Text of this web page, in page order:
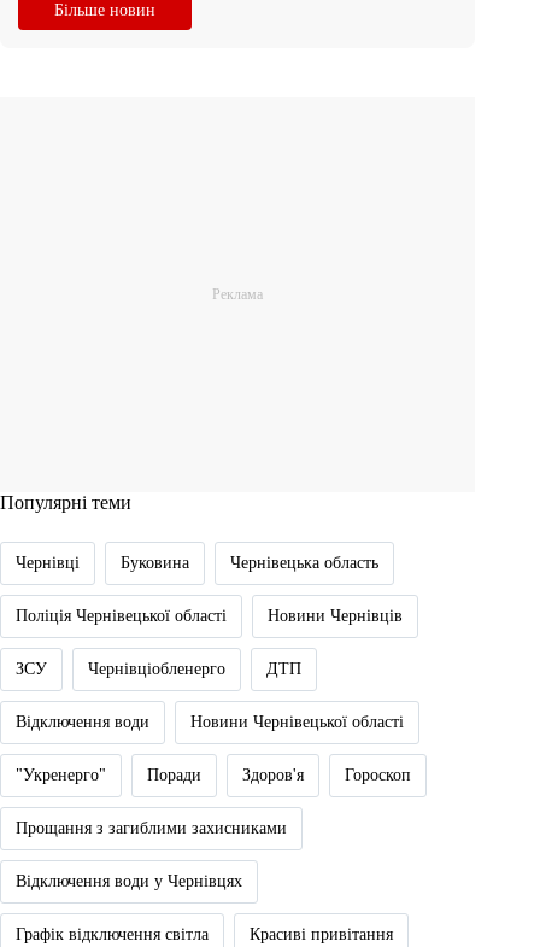
Більше новин
Популярні теми
Чернівці Буковина Чернівецька область
Поліція Чернівецької області Новини Чернівців
ЗСУ Чернівціобленерго ДТП
Відключення води Новини Чернівецької області
"Укренерго" Поради Здоров'я Гороскоп
Прощання з загиблими захисниками
Відключення води у Чернівцях
Графік відключення світла Красиві привітання